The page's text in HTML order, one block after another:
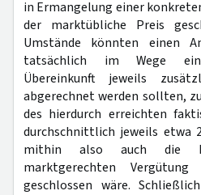
in Ermangelung einer
der marktübliche Preis
Umstände könnten einen
tatsächlich im Wege
Übereinkunft jeweils
abgerechnet werden sollten,
des hierdurch erreichten
durchschnittlich jeweils etwa
mithin also auch die
marktgerechten
geschlossen wäre.